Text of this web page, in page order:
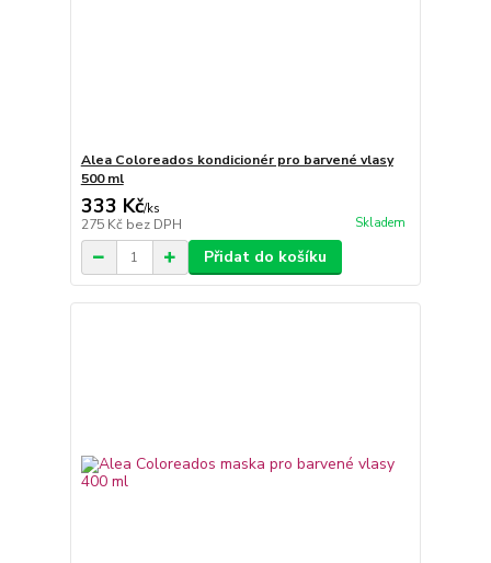
Alea Coloreados kondicionér pro barvené vlasy
500 ml
333 Kč/ks
275 Kč bez DPH Skladem
Přidat do košíku